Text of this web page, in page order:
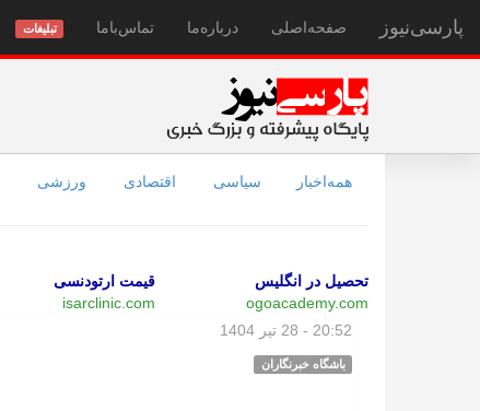
پارسی‌نیوز صفحه‌اصلی درباره‌ما تماس‌با‌ما تبلیغات
همه‌اخبار سیاسی اقتصادی ورزشی
تحصیل در انگلیس
ogoacademy.com
قیمت ارتودنسی
isarclinic.com
20:52 - 28 تیر 1404
باشگاه خبرنگاران